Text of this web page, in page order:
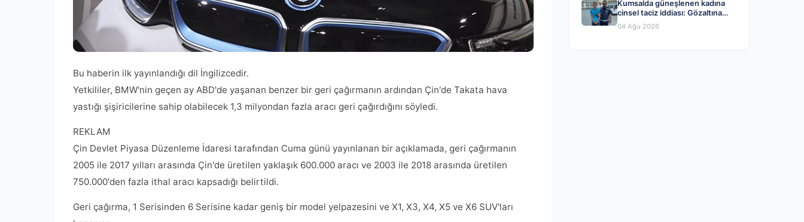
Bu haberin ilk yayınlandığı dil İngilizcedir.
Yetkililer, BMW'nin geçen ay ABD'de yaşanan benzer bir geri çağırmanın ardından Çin'de Takata hava
yastığı şişiricilerine sahip olabilecek 1,3 milyondan fazla aracı geri çağırdığını söyledi.
REKLAM
Çin Devlet Piyasa Düzenleme İdaresi tarafından Cuma günü yayınlanan bir açıklamada, geri çağırmanın
2005 ile 2017 yılları arasında Çin'de üretilen yaklaşık 600.000 aracı ve 2003 ile 2018 arasında üretilen
750.000'den fazla ithal aracı kapsadığı belirtildi.
Geri çağırma, 1 Serisinden 6 Serisine kadar geniş bir model yelpazesini ve X1, X3, X4, X5 ve X6 SUV'ları
Kumsalda güneşlenen kadına
cinsel taciz iddiası: Gözaltına
alındı
04 Ağu 2026